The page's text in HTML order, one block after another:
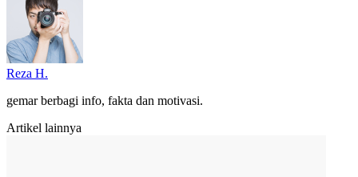
Reza H.
gemar berbagi info, fakta dan motivasi.
Artikel lainnya